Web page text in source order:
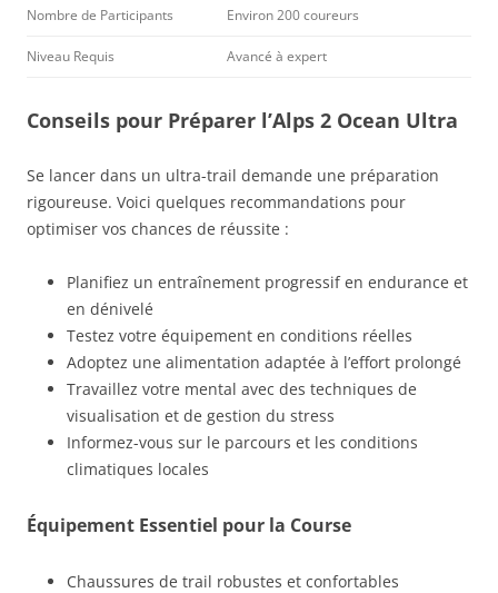
Nombre de Participants Environ 200 coureurs
Niveau Requis Avancé à expert
Conseils pour Préparer l’Alps 2 Ocean Ultra
Se lancer dans un ultra-trail demande une préparation
rigoureuse. Voici quelques recommandations pour
optimiser vos chances de réussite :
Planifiez un entraînement progressif en endurance et
en dénivelé
Testez votre équipement en conditions réelles
Adoptez une alimentation adaptée à l’effort prolongé
Travaillez votre mental avec des techniques de
visualisation et de gestion du stress
Informez-vous sur le parcours et les conditions
climatiques locales
Équipement Essentiel pour la Course
Chaussures de trail robustes et confortables